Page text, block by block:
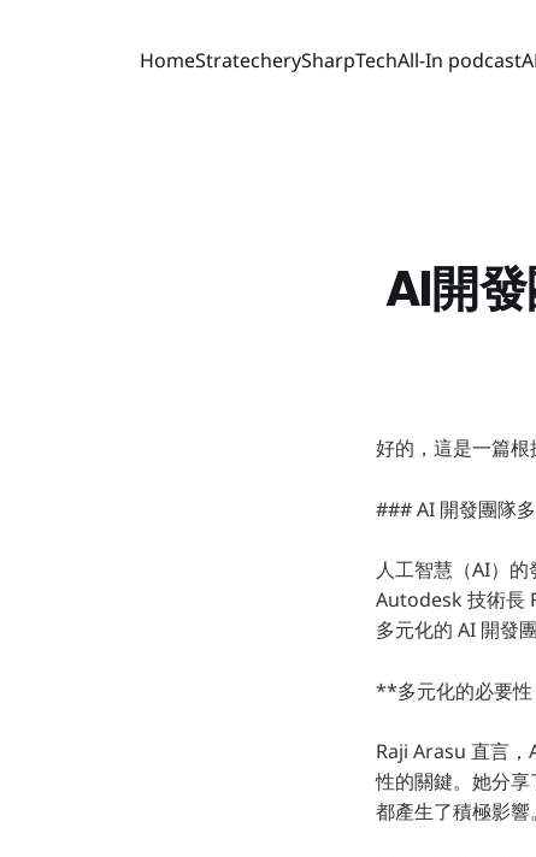
HomeStratecherySharpTechAll-In podcast
AI開
好的，這是一篇根
### AI 開發團隊
人工智慧（AI）
Autodesk 技術長
多元化的 AI 開發
**多元化的必要
Raji Arasu 直言
性的關鍵。她分
都產生了積極影響